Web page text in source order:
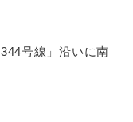
号線」沿いに南